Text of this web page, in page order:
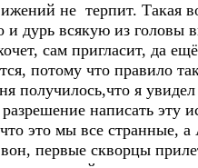
не терпит. Такая
дурь всякую из головы
сам пригласит, да
потому что правило
получилось,что я
написать эту
это мы все странные,
первые скворцы